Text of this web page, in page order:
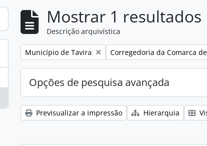
Mostrar 1 resultados
Descrição arquivística
Remover filtro:
Município de Tavira Remover filtro:
Corregedoria da Comarca
Opções de pesquisa avançada
Previsualizar a impressão Hierarquia